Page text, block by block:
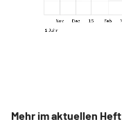
Mehr im aktuellen Heft